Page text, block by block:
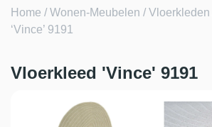
Home /Wonen-Meubelen /Vloerkleden
‘Vince’ 9191
Vloerkleed 'Vince' 9191